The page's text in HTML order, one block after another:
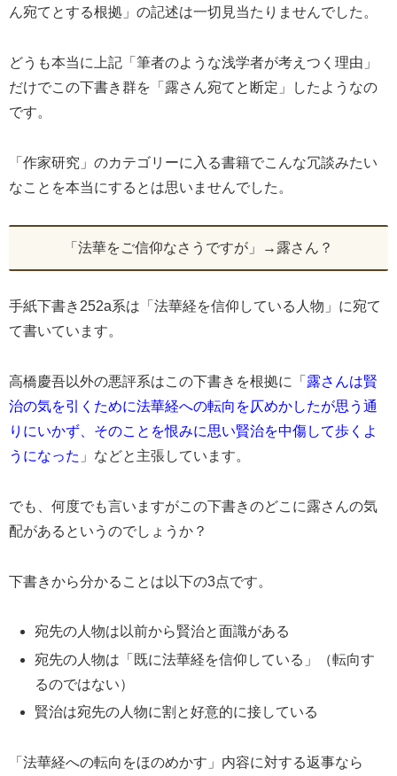
ん宛てとする根拠」の記述は一切見当たりませんでした。
どうも本当に上記「筆者のような浅学者が考えつく理由」
だけでこの下書き群を「露さん宛てと断定」したようなの
です。
「作家研究」のカテゴリーに入る書籍でこんな冗談みたい
なことを本当にするとは思いませんでした。
「法華をご信仰なさうですが」→露さん？
手紙下書き252a系は「法華経を信仰している人物」に宛て
て書いています。
高橋慶吾以外の悪評系はこの下書きを根拠に「 露さんは賢
治の気を引くために法華経への転向を仄めかしたが思う通
りにいかず、そのことを恨みに思い賢治を中傷して歩くよ
うになった 」などと主張しています。
でも、何度でも言いますがこの下書きのどこに露さんの気
配があるというのでしょうか？
下書きから分かることは以下の3点です。
宛先の人物は以前から賢治と面識がある
宛先の人物は「既に法華経を信仰している」（転向す
るのではない）
賢治は宛先の人物に割と好意的に接している
「法華経への転向をほのめかす」内容に対する返事なら